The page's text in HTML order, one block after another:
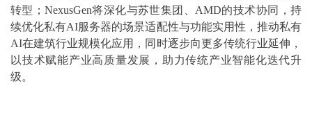
转型；NexusGen将深化与苏世集团、AMD的技术协同，持
续优化私有AI服务器的场景适配性与功能实用性，推动私有
AI在建筑行业规模化应用，同时逐步向更多传统行业延伸，
以技术赋能产业高质量发展，助力传统产业智能化迭代升
级。